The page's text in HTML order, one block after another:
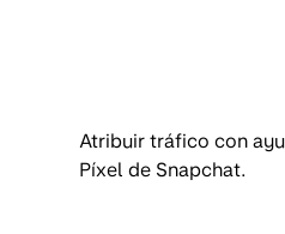
Atribuir tráfico con
Píxel de Snapchat.